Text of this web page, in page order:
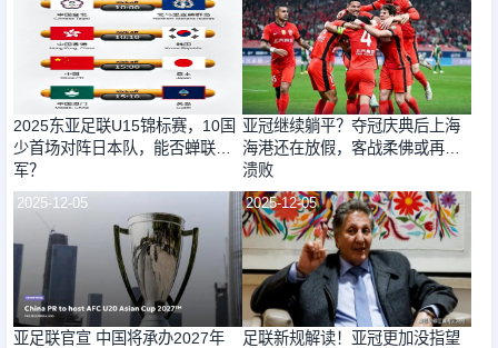
2025东亚足联U15锦标赛，10国
少首场对阵日本队，能否蝉联冠
军？
亚冠继续躺平？夺冠庆典后上海
海港还在放假，客战柔佛或再遭
溃败
2025-12-05
亚足联官宣 中国将承办2027年
2025-12-05
足联新规解读！亚冠更加没指望